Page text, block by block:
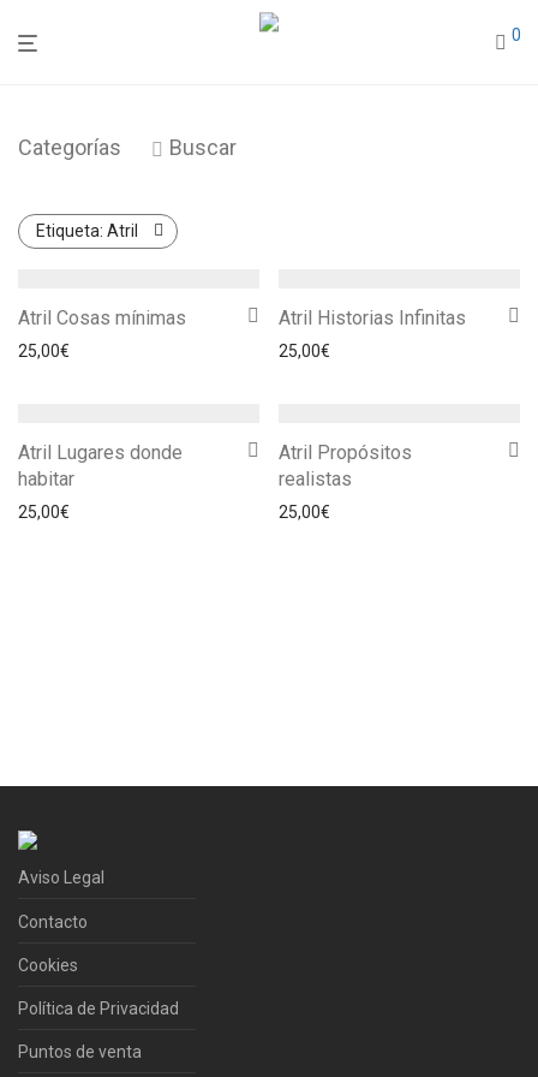
0
Categorías Buscar
Etiqueta: Atril
Atril Cosas mínimas
25,00€
Atril Historias Infinitas
25,00€
Atril Lugares donde
habitar
25,00€
Atril Propósitos
realistas
25,00€
Aviso Legal
Contacto
Cookies
Política de Privacidad
Puntos de venta